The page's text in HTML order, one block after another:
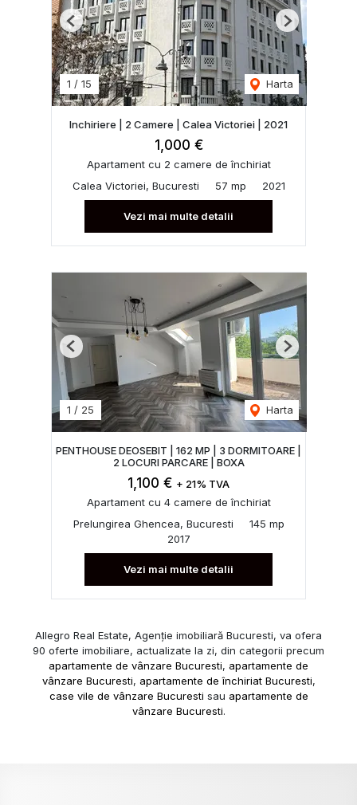
1 / 15 Harta
Previous Next
Inchiriere | 2 Camere | Calea Victoriei | 2021
1,000 €
Apartament cu 2 camere de închiriat
Calea Victoriei, Bucuresti
57 mp 2021
Vezi mai multe detalii
1 / 25 Harta
Previous Next
PENTHOUSE DEOSEBIT | 162 MP | 3 DORMITOARE |
2 LOCURI PARCARE | BOXA
1,100 € + 21% TVA
Apartament cu 4 camere de închiriat
Prelungirea Ghencea, Bucuresti
145 mp
2017
Vezi mai multe detalii
Allegro Real Estate, Agenție imobiliară Bucuresti, va ofera
90 oferte imobiliare, actualizate la zi, din categorii precum
apartamente de vânzare Bucuresti, apartamente de
vânzare Bucuresti, apartamente de închiriat Bucuresti,
case vile de vânzare Bucuresti sau apartamente de
vânzare Bucuresti.